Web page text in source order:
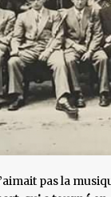
pas la